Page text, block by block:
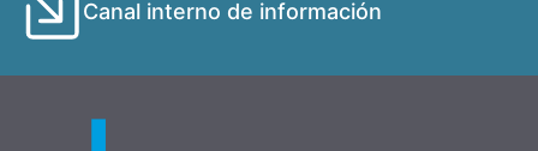
Canal interno de información